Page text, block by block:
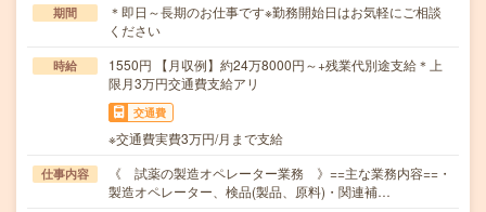
期間
＊即日～長期のお仕事です※勤務開始日はお気軽にご相談
ください
時給
1550円 【月収例】約24万8000円～+残業代別途支給＊上
限月3万円交通費支給アリ
交通費
※交通費実費3万円/月まで支給
仕事内容
《 試薬の製造オペレーター業務 》==主な業務内容==・
製造オペレーター、検品(製品、原料)・関連補…